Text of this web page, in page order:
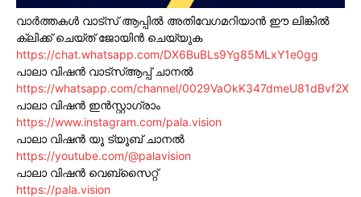
വാർത്തകൾ വാട്സ് ആപ്പിൽ അതിവേഗമറിയാൻ ഈ ലിങ്കിൽ
ക്ലിക്ക് ചെയ്ത് ജോയിൻ ചെയ്യുക
https://chat.whatsapp.com/DX6BuBLs9Yg85MLxY1e0gg
പാലാ വിഷൻ വാട്സ്ആപ്പ് ചാനൽ
https://whatsapp.com/channel/0029VaOkK347dmeU81dBvf2X
പാലാ വിഷൻ ഇൻസ്റ്റാഗ്രാം
https://www.instagram.com/pala.vision
പാലാ വിഷൻ യൂ ട്യൂബ് ചാനൽ
https://youtube.com/@palavision
പാലാ വിഷൻ വെബ്സൈറ്റ്
https://pala.vision